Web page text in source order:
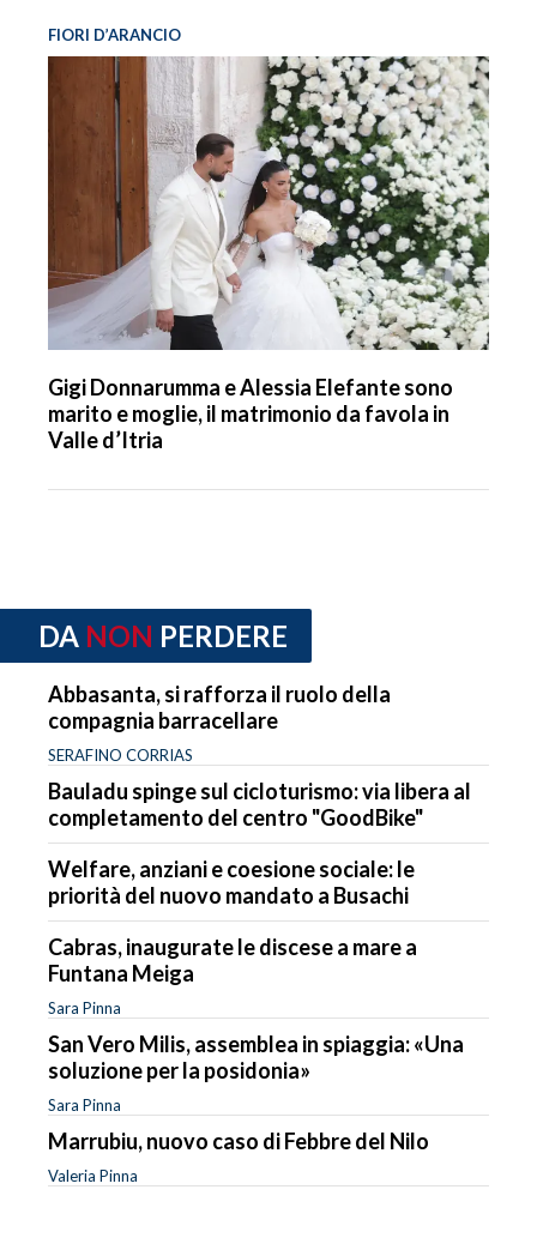
FIORI D’ARANCIO
Gigi Donnarumma e Alessia Elefante sono
marito e moglie, il matrimonio da favola in
Valle d’Itria
DA NON PERDERE
Abbasanta, si rafforza il ruolo della
compagnia barracellare
SERAFINO CORRIAS
Bauladu spinge sul cicloturismo: via libera al
completamento del centro "GoodBike"
Welfare, anziani e coesione sociale: le
priorità del nuovo mandato a Busachi
Cabras, inaugurate le discese a mare a
Funtana Meiga
Sara Pinna
San Vero Milis, assemblea in spiaggia: «Una
soluzione per la posidonia»
Sara Pinna
Marrubiu, nuovo caso di Febbre del Nilo
Valeria Pinna